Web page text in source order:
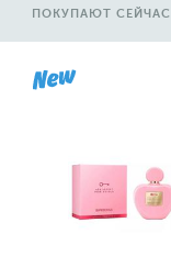
ПОКУПАЮТ СЕЙЧАС